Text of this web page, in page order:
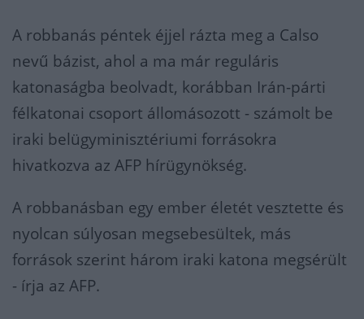
A robbanás péntek éjjel rázta meg a Calso
nevű bázist, ahol a ma már reguláris
katonaságba beolvadt, korábban Irán-párti
félkatonai csoport állomásozott - számolt be
iraki belügyminisztériumi forrásokra
hivatkozva az AFP hírügynökség.
A robbanásban egy ember életét vesztette és
nyolcan súlyosan megsebesültek, más
források szerint három iraki katona megsérült
- írja az AFP.